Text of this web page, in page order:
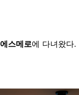
에스메로에 다녀왔다.